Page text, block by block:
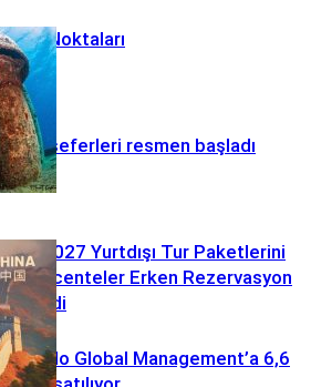
Noktaları
seferleri resmen başladı
2027 Yurtdışı Tur Paketlerini
Acenteler Erken Rezervasyon
Girdi
Apollo Global Management’a 6,6